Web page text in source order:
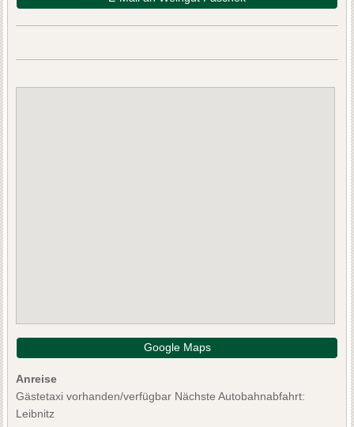
Google Maps
Anreise
Gästetaxi vorhanden/verfügbar Nächste Autobahnabfahrt:
Leibnitz